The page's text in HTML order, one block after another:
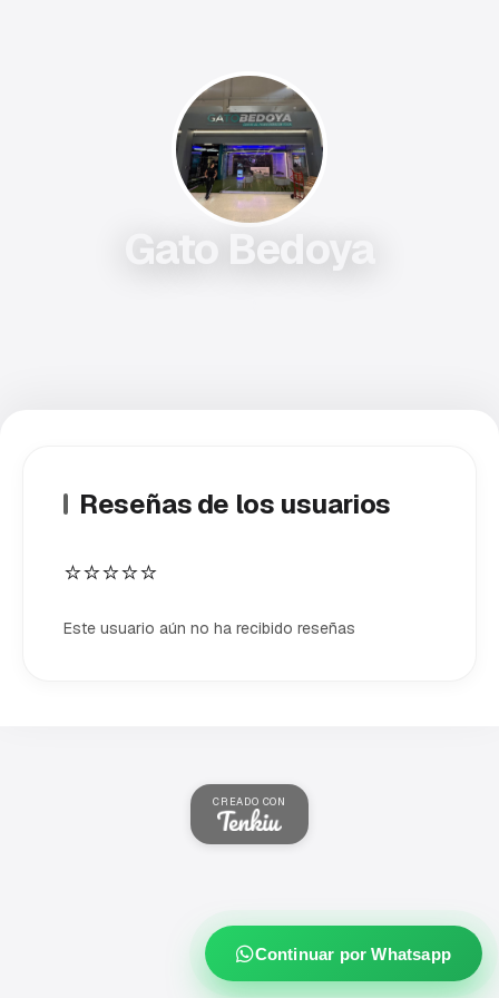
Gato Bedoya
Continuar por Whatsapp
Reseñas de los usuarios
⭐⭐⭐⭐⭐
Este usuario aún no ha recibido reseñas
CREADO CON